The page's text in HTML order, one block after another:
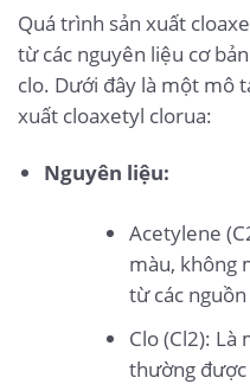
Quá trình sản xuất
từ các nguyên liệu cơ
clo. Dưới đây là một mô
xuất cloaxetyl clorua:
Nguyên liệu:
Acetylene
màu, không
từ các
Clo (Cl2): Là
thường